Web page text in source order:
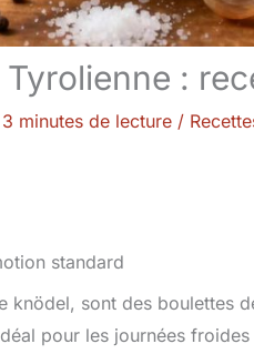
:
3 minutes de lecture /
knödel, sont des boulettes
pour les journées